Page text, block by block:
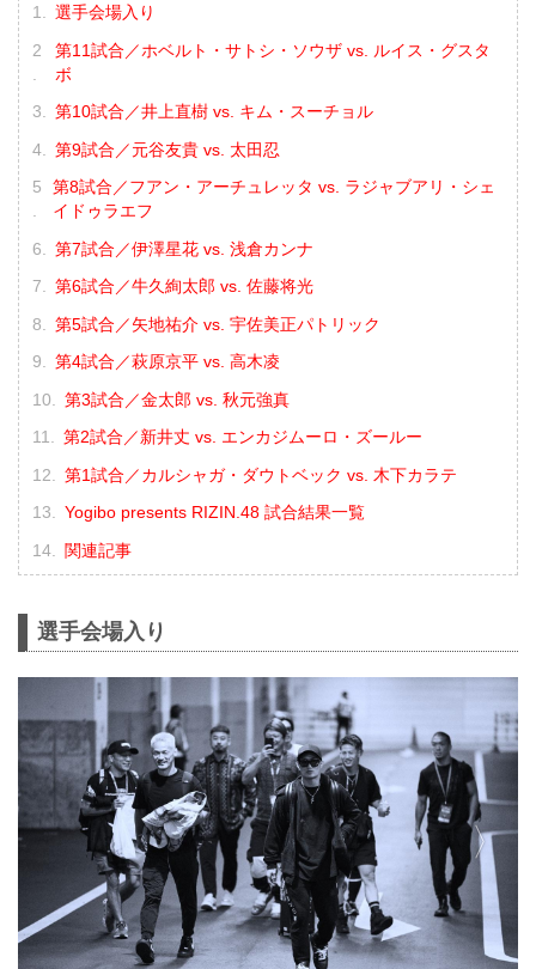
選手会場入り
第11試合／ホベルト・サトシ・ソウザ vs. ルイス・グスタ
ボ
第10試合／井上直樹 vs. キム・スーチョル
第9試合／元谷友貴 vs. 太田忍
第8試合／フアン・アーチュレッタ vs. ラジャブアリ・シェ
イドゥラエフ
第7試合／伊澤星花 vs. 浅倉カンナ
第6試合／牛久絢太郎 vs. 佐藤将光
第5試合／矢地祐介 vs. 宇佐美正パトリック
第4試合／萩原京平 vs. 高木凌
第3試合／金太郎 vs. 秋元強真
第2試合／新井丈 vs. エンカジムーロ・ズールー
第1試合／カルシャガ・ダウトベック vs. 木下カラテ
Yogibo presents RIZIN.48 試合結果一覧
関連記事
選手会場入り